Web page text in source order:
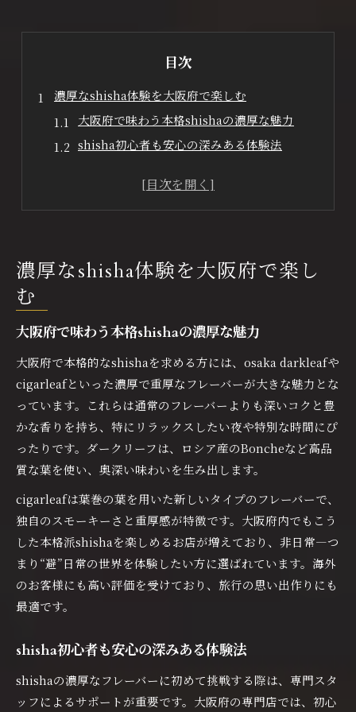
目次
濃厚なshisha体験を大阪府で楽しむ
大阪府で味わう本格shishaの濃厚な魅力
shisha初心者も安心の深みある体験法
本格shishaが叶える大阪府の新たな楽しみ方
osaka darkleafで味わうshishaの深いコク
濃厚さが際立つosaka darkleafのshisha
osaka darkleafが生む新しいshishaの感動
cigarleafの重厚な味わいを初体験で
cigarleafで体感するshishaの重厚な余韻
shisha初心者におすすめのcigarleaf体験法
cigarleaf特有の深い風味をshishaで楽しむ
cigarleafのshishaがもたらす贅沢な時間
避日常の雰囲気が醸す新しいshishaの魅力
避日常空間で味わうshishaの特別感
shishaと避日常の相性が生む癒やし体験
避日常の雰囲気で深まるshishaの世界
ダークリーフshishaが叶える特別な夜
濃厚なshisha体験を大阪府で楽し
む
大阪府で味わう本格shishaの濃厚な魅力
大阪府で本格的なshishaを求める方には、osaka darkleafや
cigarleafといった濃厚で重厚なフレーバーが大きな魅力とな
っています。これらは通常のフレーバーよりも深いコクと豊
かな香りを持ち、特にリラックスしたい夜や特別な時間にぴ
ったりです。ダークリーフは、ロシア産のBoncheなど高品
質な葉を使い、奥深い味わいを生み出します。
cigarleafは葉巻の葉を用いた新しいタイプのフレーバーで、
独自のスモーキーさと重厚感が特徴です。大阪府内でもこう
した本格派shishaを楽しめるお店が増えており、非日常―つ
まり“避”日常の世界を体験したい方に選ばれています。海外
のお客様にも高い評価を受けており、旅行の思い出作りにも
最適です。
shisha初心者も安心の深みある体験法
shishaの濃厚なフレーバーに初めて挑戦する際は、専門スタ
ッフによるサポートが重要です。大阪府の専門店では、初心